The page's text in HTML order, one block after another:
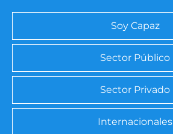
Soy Capaz
Sector Público
Sector Privado
Internacionales